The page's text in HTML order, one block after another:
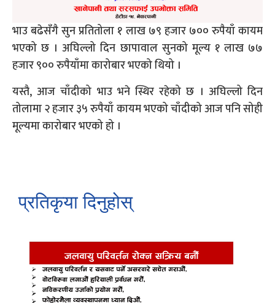
भाउ बढेसँगै सुन प्रतितोला १ लाख ७९ हजार ७०० रुपैयाँ कायम
भएको छ । अघिल्लो दिन छापावाल सुनको मूल्य १ लाख ७७
हजार ९०० रुपैयाँमा कारोबार भएको थियो ।
यस्तै, आज चाँदीको भाउ भने स्थिर रहेको छ । अघिल्लो दिन
तोलामा २ हजार ३५ रुपैयाँ कायम भएको चाँदीको आज पनि सोही
मूल्यमा कारोबार भएको हो ।
प्रतिकृया दिनुहोस्